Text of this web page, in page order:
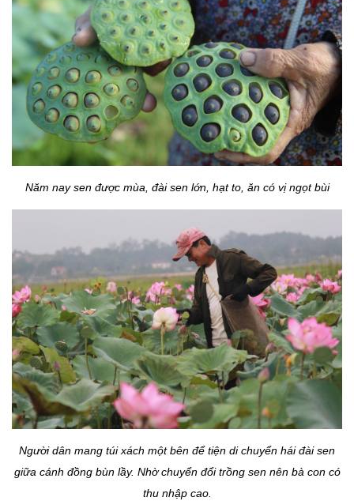
Năm nay sen được mùa, đài sen lớn, hạt to, ăn có vị ngọt bùi
Người dân mang túi xách một bên để tiện di chuyển hái đài sen
giữa cánh đồng bùn lầy. Nhờ chuyển đổi trồng sen nên bà con có
thu nhập cao.